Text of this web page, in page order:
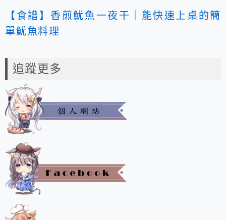
【食譜】香煎魷魚一夜干｜能快速上桌的簡
單魷魚料理
追蹤更多